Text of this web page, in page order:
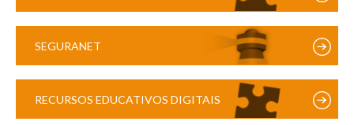
SEGURANET
RECURSOS EDUCATIVOS DIGITAIS